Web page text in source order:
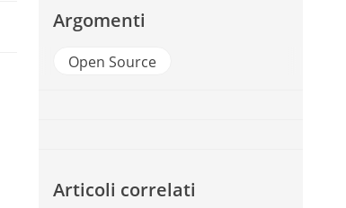
Argomenti
Open Source
Articoli correlati